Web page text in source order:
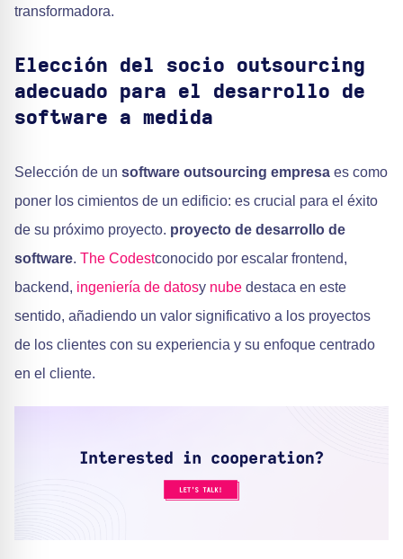
transformadora.
Elección del socio outsourcing
adecuado para el desarrollo de
software a medida
Selección de un software outsourcing empresa es como
poner los cimientos de un edificio: es crucial para el éxito
de su próximo proyecto. proyecto de desarrollo de
software. The Codestconocido por escalar frontend,
backend, ingeniería de datosy nube destaca en este
sentido, añadiendo un valor significativo a los proyectos
de los clientes con su experiencia y su enfoque centrado
en el cliente.